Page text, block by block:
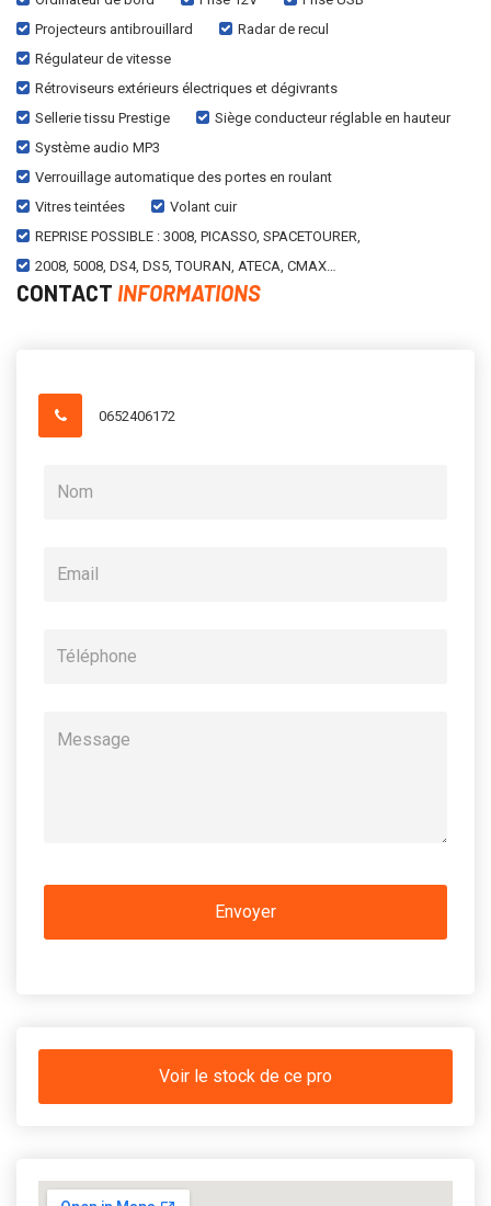
Projecteurs antibrouillard
Radar de recul
Régulateur de vitesse
Rétroviseurs extérieurs électriques et dégivrants
Sellerie tissu Prestige
Siège conducteur réglable en hauteur
Système audio MP3
Verrouillage automatique des portes en roulant
Vitres teintées
Volant cuir
REPRISE POSSIBLE : 3008, PICASSO, SPACETOURER,
2008, 5008, DS4, DS5, TOURAN, ATECA, CMAX…
CONTACT INFORMATIONS
0652406172
Voir le stock de ce pro